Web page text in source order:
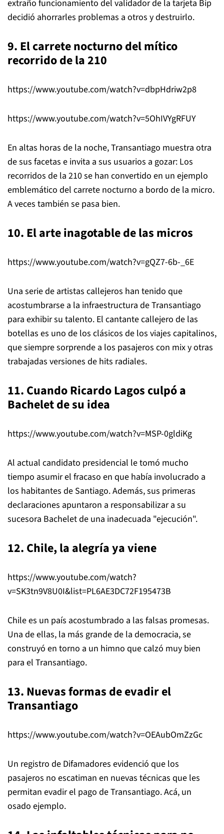
extraño funcionamiento del validador de la tarjeta Bip
decidió ahorrarles problemas a otros y destruirlo.
9. El carrete nocturno del mítico
recorrido de la 210
https://www.youtube.com/watch?v=dbpHdriw2p8
https://www.youtube.com/watch?v=5OhIVYgRFUY
En altas horas de la noche, Transantiago muestra otra
de sus facetas e invita a sus usuarios a gozar: Los
recorridos de la 210 se han convertido en un ejemplo
emblemático del carrete nocturno a bordo de la micro.
A veces también se pasa bien.
10. El arte inagotable de las micros
https://www.youtube.com/watch?v=gQZ7-6b-_6E
Una serie de artistas callejeros han tenido que
acostumbrarse a la infraestructura de Transantiago
para exhibir su talento. El cantante callejero de las
botellas es uno de los clásicos de los viajes capitalinos,
que siempre sorprende a los pasajeros con mix y otras
trabajadas versiones de hits radiales.
11. Cuando Ricardo Lagos culpó a
Bachelet de su idea
https://www.youtube.com/watch?v=MSP-0gldiKg
Al actual candidato presidencial le tomó mucho
tiempo asumir el fracaso en que había involucrado a
los habitantes de Santiago. Además, sus primeras
declaraciones apuntaron a responsabilizar a su
sucesora Bachelet de una inadecuada "ejecución".
12. Chile, la alegría ya viene
https://www.youtube.com/watch?
v=SK3tn9V8U0I&list=PL6AE3DC72F195473B
Chile es un país acostumbrado a las falsas promesas.
Una de ellas, la más grande de la democracia, se
construyó en torno a un himno que calzó muy bien
para el Transantiago.
13. Nuevas formas de evadir el
Transantiago
https://www.youtube.com/watch?v=OEAubOmZzGc
Un registro de Difamadores evidenció que los
pasajeros no escatiman en nuevas técnicas que les
permitan evadir el pago de Transantiago. Acá, un
osado ejemplo.